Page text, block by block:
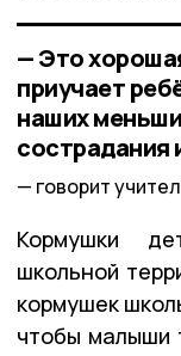
— Это
приучает
наших
сострадания
говорит
Кормушки
школьной
кормушек
чтобы малыши